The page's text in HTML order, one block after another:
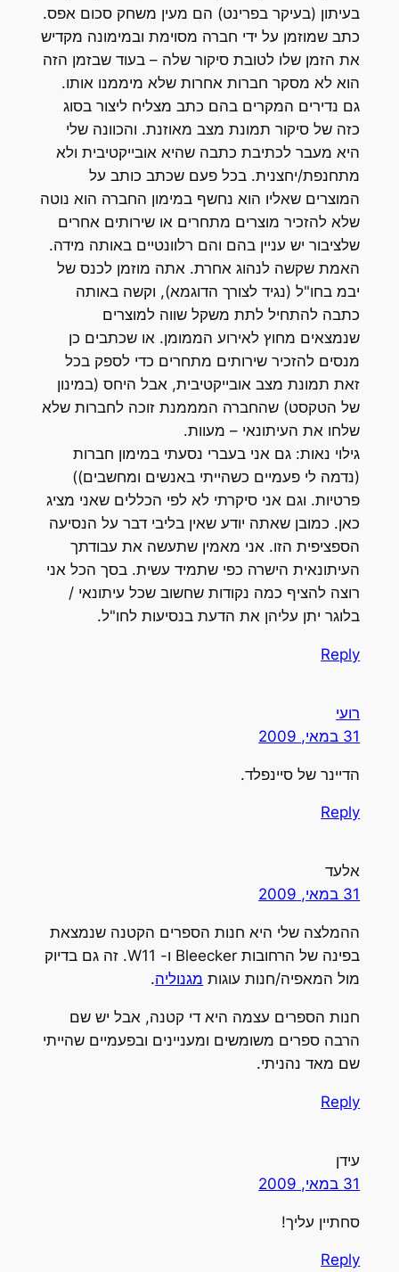
בעיתון (בעיקר בפרינט) הם מעין משחק סכום אפס.
כתב שמוזמן על ידי חברה מסוימת ובמימונה מקדיש
את הזמן שלו לטובת סיקור שלה – בעוד שבזמן הזה
הוא לא מסקר חברות אחרות שלא מיממנו אותו.
גם נדירים המקרים בהם כתב מצליח ליצור בסוג
כזה של סיקור תמונת מצב מאוזנת. והכוונה שלי
היא מעבר לכתיבת כתבה שהיא אובייקטיבית ולא
מתחנפת/יחצנית. בכל פעם שכתב כותב על
המוצרים שאליו הוא נחשף במימון החברה הוא נוטה
שלא להזכיר מוצרים מתחרים או שירותים אחרים
שלציבור יש עניין בהם והם רלוונטיים באותה מידה.
האמת שקשה לנהוג אחרת. אתה מוזמן לכנס של
יבמ בחו"ל (נגיד לצורך הדוגמא), וקשה באותה
כתבה להתחיל לתת משקל שווה למוצרים
שנמצאים מחוץ לאירוע הממומן. או שכתבים כן
מנסים להזכיר שירותים מתחרים כדי לספק בכל
זאת תמונת מצב אובייקטיבית, אבל היחס (במינון
של הטקסט) שהחברה המממנת זוכה לחברות שלא
שלחו את העיתונאי – מעוות.
גילוי נאות: גם אני בעברי נסעתי במימון חברות
(נדמה לי פעמיים כשהייתי באנשים ומחשבים))
פרטיות. וגם אני סיקרתי לא לפי הכללים שאני מציג
כאן. כמובן שאתה יודע שאין בליבי דבר על הנסיעה
הספציפית הזו. אני מאמין שתעשה את עבודתך
העיתונאית הישרה כפי שתמיד עשית. בסך הכל אני
רוצה להציף כמה נקודות שחשוב שכל עיתונאי /
בלוגר יתן עליהן את הדעת בנסיעות לחו"ל.
Reply
רועי
הדיינר של סיינפלד.
Reply
אלעד
ההמלצה שלי היא חנות הספרים הקטנה שנמצאת
בפינה של הרחובות Bleecker ו- W11. זה גם בדיוק
מול המאפיה/חנות עוגותמגנוליה.
חנות הספרים עצמה היא די קטנה, אבל יש שם
הרבה ספרים משומשים ומעניינים ובפעמיים שהייתי
שם מאד נהניתי.
Reply
עידן
סחתיין עליך!
Reply